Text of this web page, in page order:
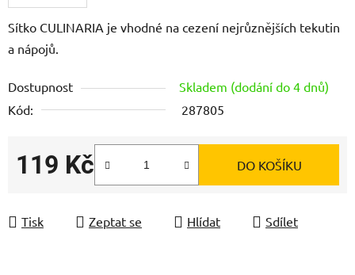
Sítko CULINARIA je vhodné na cezení nejrůznějších tekutin
a nápojů.
Dostupnost
Skladem (dodání do 4 dnů)
Kód:
287805
119 Kč DO KOŠÍKU
Tisk Zeptat se Hlídat Sdílet